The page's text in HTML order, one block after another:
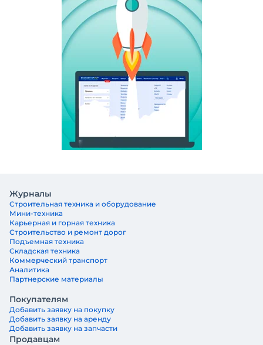
Журналы
Строительная техника и оборудование
Мини-техника
Карьерная и горная техника
Строительство и ремонт дорог
Подъемная техника
Складская техника
Коммерческий транспорт
Аналитика
Партнерские материалы
Покупателям
Добавить заявку на покупку
Добавить заявку на аренду
Добавить заявку на запчасти
Продавцам